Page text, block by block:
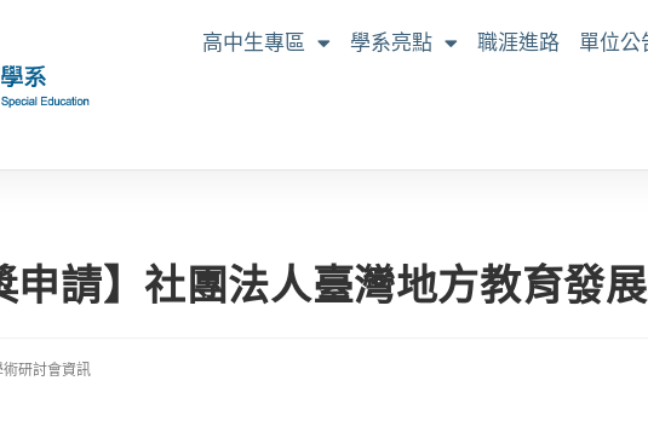
高中生專區 學系亮點 職涯進路 單位公
申請】社團法人臺灣地方教育發
術研討會資訊